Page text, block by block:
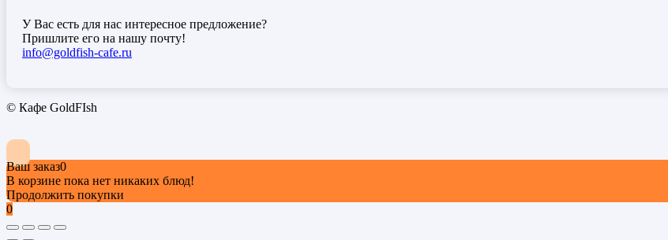
У Вас есть для нас интересное предложение?
Пришлите его на нашу почту!
info@goldfish-cafe.ru
© Кафе GoldFIsh
Ваш заказ0
В корзине пока нет никаких блюд!
Продолжить покупки
0